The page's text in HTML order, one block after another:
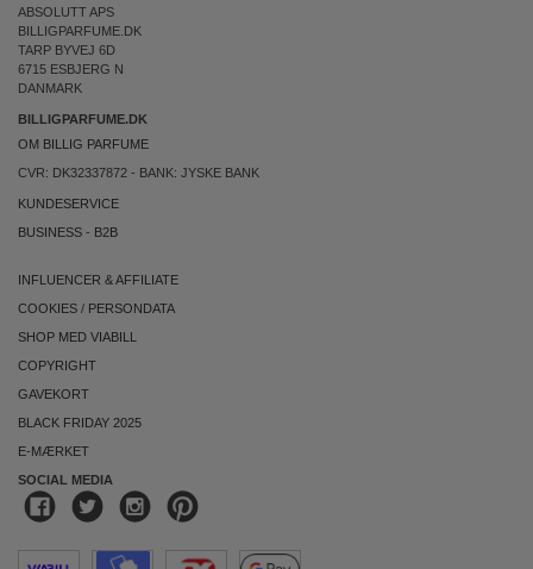
ABSOLUTT APS
BILLIGPARFUME.DK
TARP BYVEJ 6D
6715 ESBJERG N
DANMARK
BILLIGPARFUME.DK
OM BILLIG PARFUME
CVR: DK32337872 - BANK: JYSKE BANK
KUNDESERVICE
BUSINESS - B2B
INFLUENCER & AFFILIATE
COOKIES / PERSONDATA
SHOP MED VIABILL
COPYRIGHT
GAVEKORT
BLACK FRIDAY 2025
E-MÆRKET
SOCIAL MEDIA